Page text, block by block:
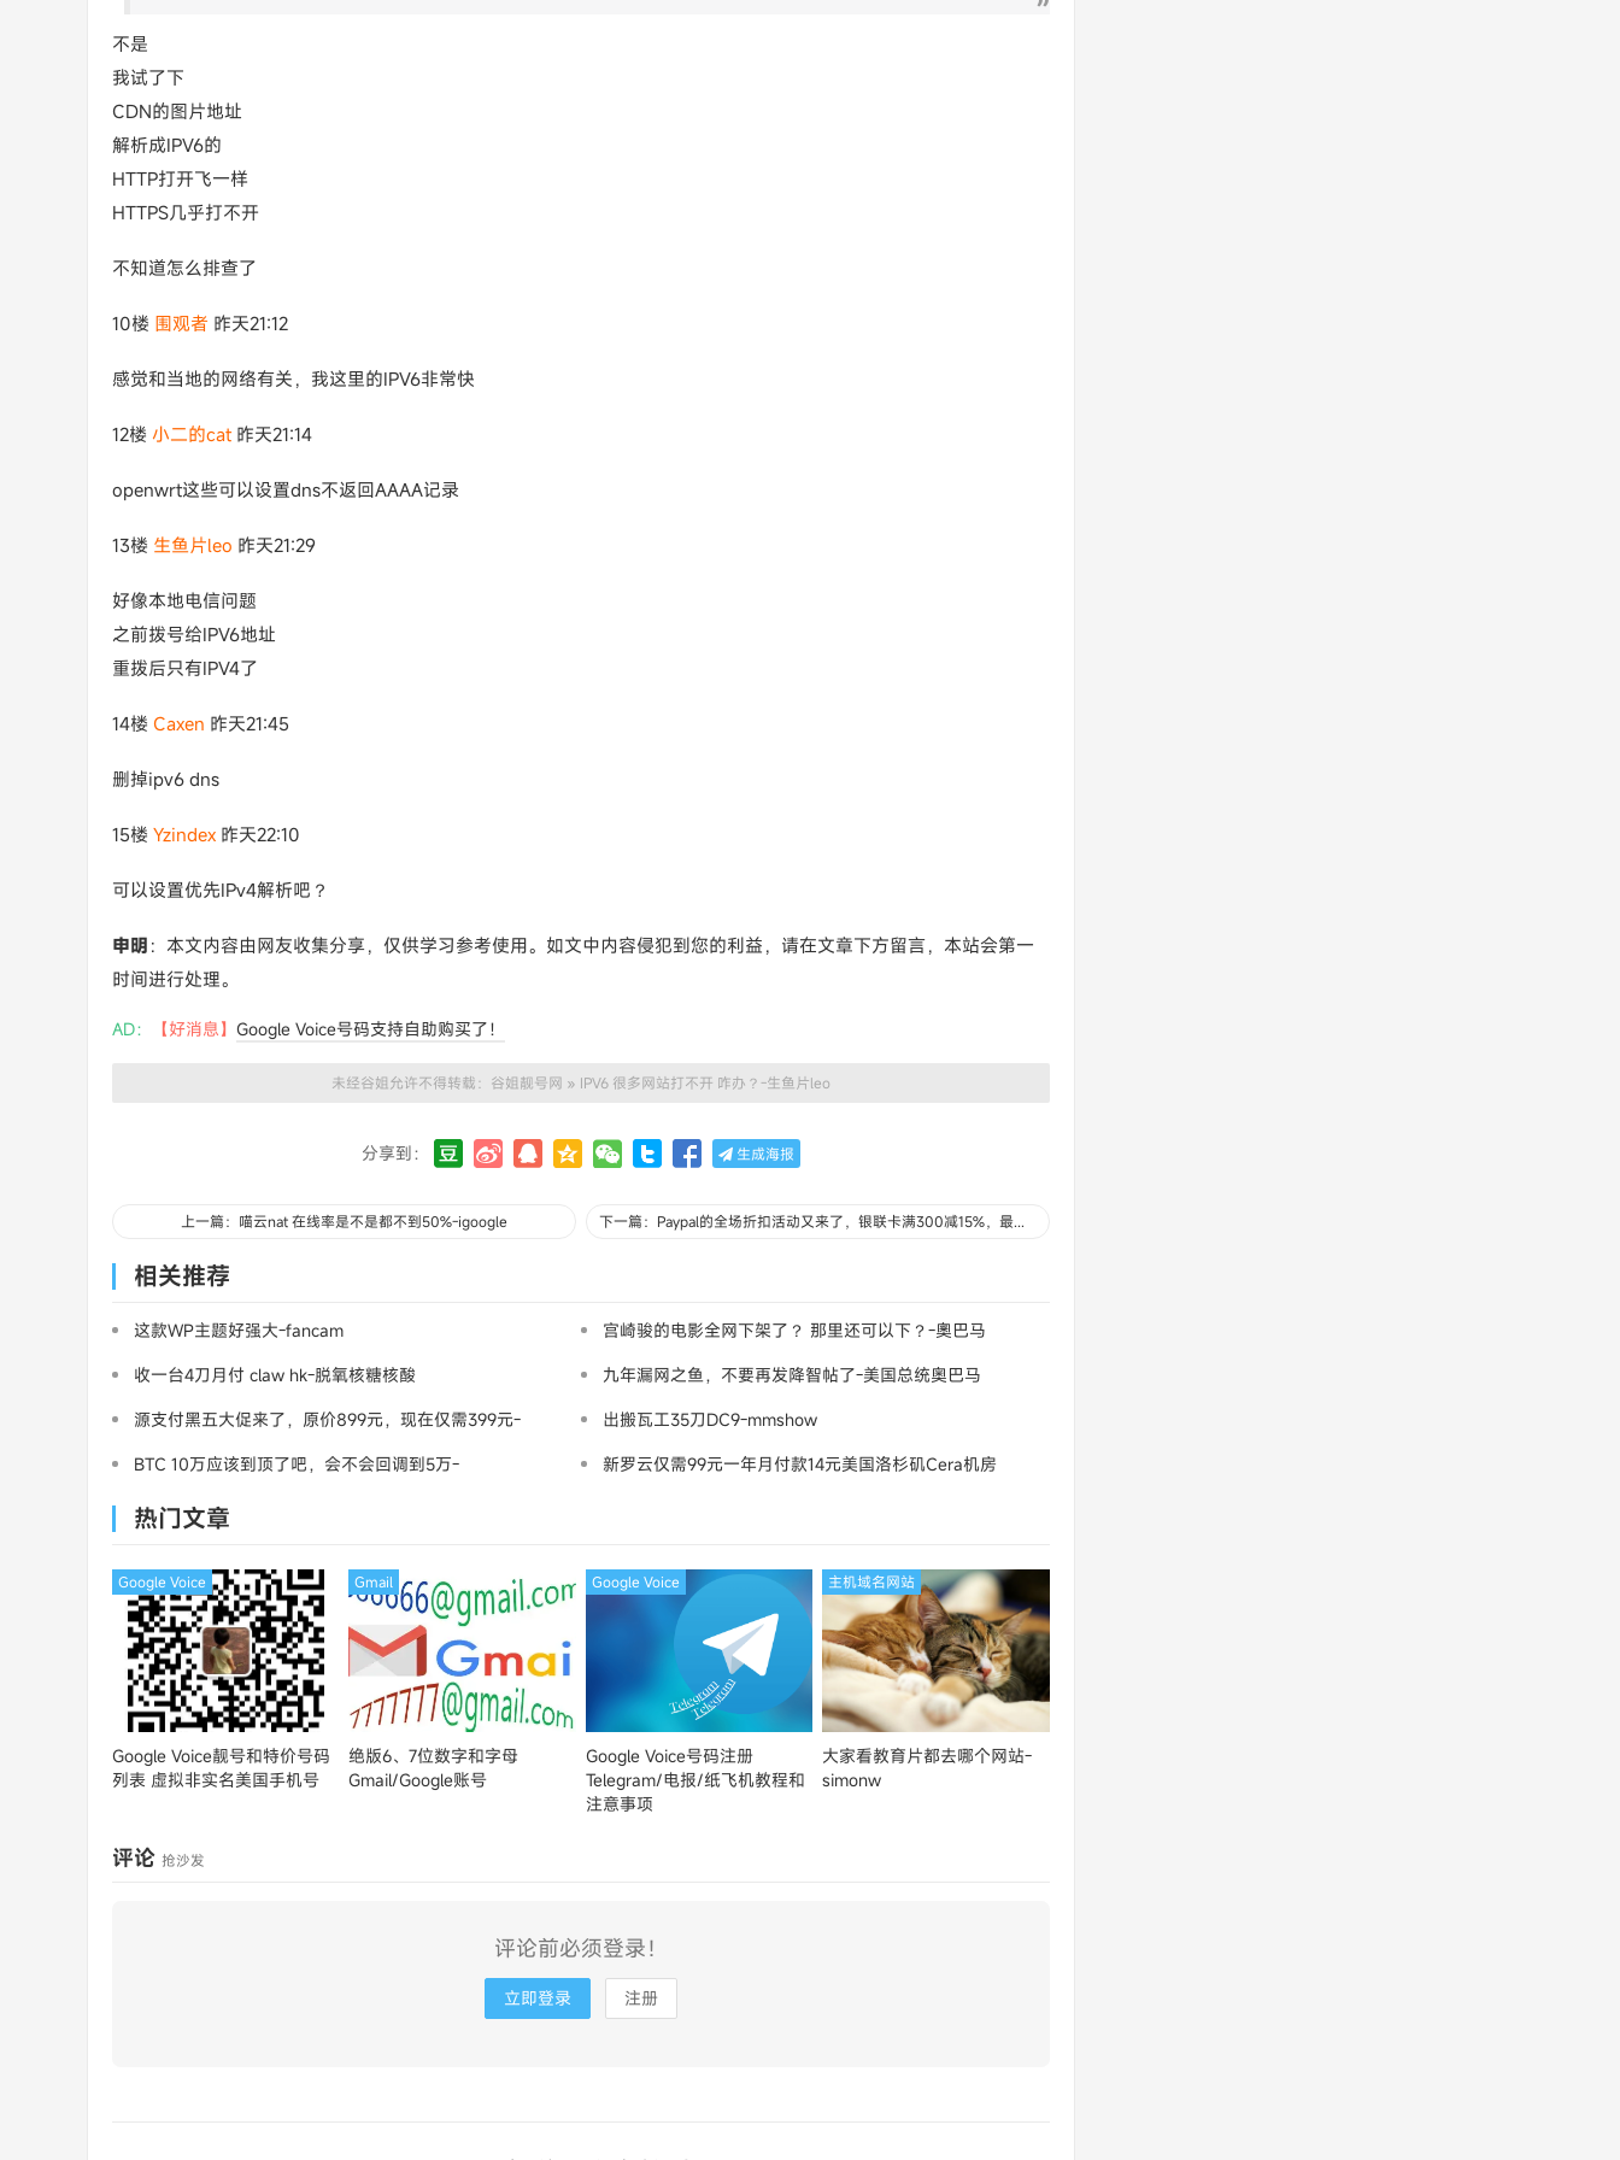
不是
我试了下
CDN的图片地址
解析成IPV6的
HTTP打开飞一样
HTTPS几乎打不开
不知道怎么排查了
10楼 围观者 昨天21:12
感觉和当地的网络有关，我这里的IPV6非常快
12楼 小二的cat 昨天21:14
openwrt这些可以设置dns不返回AAAA记录
13楼 生鱼片leo 昨天21:29
好像本地电信问题
之前拨号给IPV6地址
重拨后只有IPV4了
14楼 Caxen 昨天21:45
删掉ipv6 dns
15楼 Yzindex 昨天22:10
可以设置优先IPv4解析吧？
申明 ：本文内容由网友收集分享，仅供学习参考使用。如文中内容侵犯到您的利益，请在文章下方留言，本站会第一
时间进行处理。
AD： 【好消息】 Google Voice号码支持自助购买了！
未经谷姐允许不得转载： 谷姐靓号网 » IPV6 很多网站打不开 咋办？-生鱼片leo
分享到： 生成海报
上一篇：喵云nat 在线率是不是都不到50%-igoogle 下一篇：Paypal的全场折扣活动又来了，银联卡满300减15%，最多减150-花开花败
相关推荐
这款WP主题好强大-fancam
宫崎骏的电影全网下架了？ 那里还可以下？-奧巴马
收一台4刀月付 claw hk-脱氧核糖核酸
九年漏网之鱼，不要再发降智帖了-美国总统奥巴马
源支付黑五大促来了，原价899元，现在仅需399元-
出搬瓦工35刀DC9-mmshow
BTC 10万应该到顶了吧，会不会回调到5万-
新罗云仅需99元一年月付款14元美国洛杉矶Cera机房
热门文章
Google Voice靓号和特价号码
列表 虚拟非实名美国手机号
Google Voice
绝版6、7位数字和字母
Gmail/Google账号
Gmail
Google Voice号码注册
Telegram/电报/纸飞机教程和
注意事项
Google Voice
大家看教育片都去哪个网站-
simonw
主机域名网站
评论 抢沙发
评论前必须登录！
立即登录 注册